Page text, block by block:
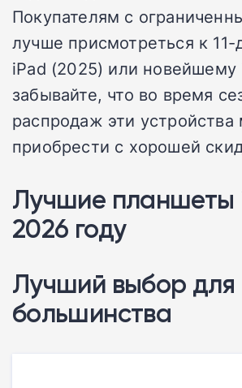
Покупателям с
лучше присмотреться к
iPad (2025) или
забывайте, что во время
распродаж эти
приобрести с хорошей
Лучшие планшеты
2026 году
Лучший выбор для
большинства